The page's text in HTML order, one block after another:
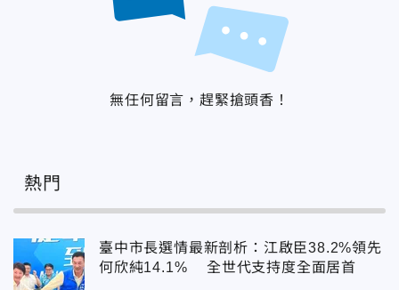
無任何留言，趕緊搶頭香！
熱門
臺中市長選情最新剖析：江啟臣38.2%領先
何欣純14.1% 全世代支持度全面居首